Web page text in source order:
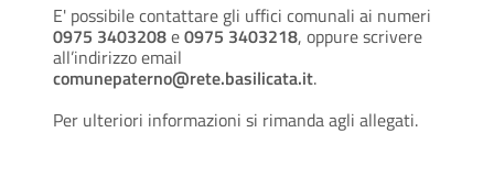
E' possibile contattare gli uffici comunali ai numeri
0975 3403208e0975 3403218, oppure scrivere
all’indirizzo email
comunepaterno@rete.basilicata.it.
Per ulteriori informazioni si rimanda agli allegati.